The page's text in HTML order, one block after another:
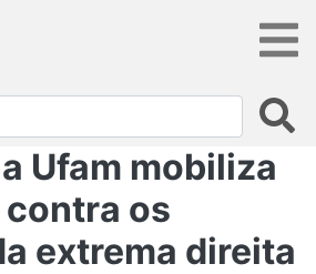
Ufam mobiliza
os
extrema direita